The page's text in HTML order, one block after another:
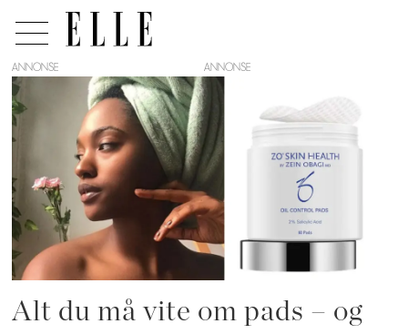
Tag:
acne
ANNONSE
Alt du må vite om pads – og